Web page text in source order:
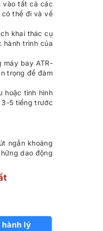
vào tất cả các
có thể đi và về
khai thác cụ
hành trình của
máy bay ATR-
trọng để đảm
hoặc tình hình
3-5 tiếng trước
ngắn khoảng
dao động
lý